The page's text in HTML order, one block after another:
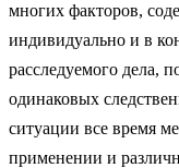
многих факторов,
индивидуально и в
расследуемого дела,
одинаковых
ситуации все время
применении и